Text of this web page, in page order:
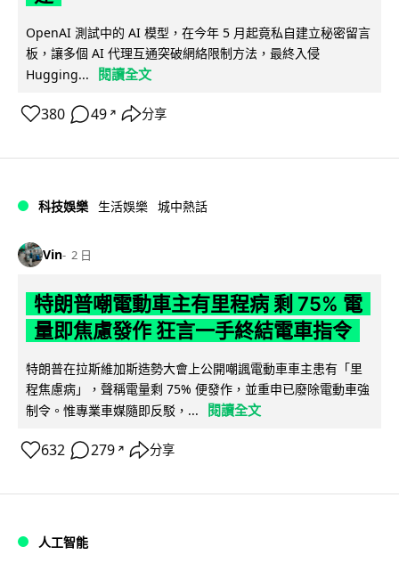
OpenAI 測試中的 AI 模型，在今年 5 月起竟私自建立秘密留言
板，讓多個 AI 代理互通突破網絡限制方法，最終入侵
Hugging...
閱讀全文
380 49 ↗ 分享
科技娛樂 生活娛樂 城中熱話
Vin 2 日
特朗普嘲電動車主有里程病 剩 75% 電
量即焦慮發作 狂言一手終結電車指令
特朗普在拉斯維加斯造勢大會上公開嘲諷電動車車主患有「里
程焦慮病」，聲稱電量剩 75% 便發作，並重申已廢除電動車強
制令。惟專業車媒隨即反駁，...
閱讀全文
632 279 ↗ 分享
人工智能